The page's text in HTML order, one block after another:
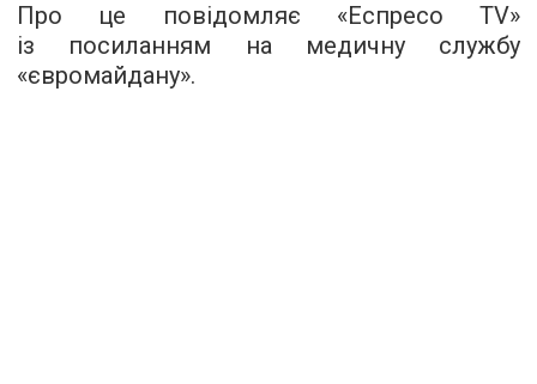
Про це повідомляє «Еспресо TV»
із посиланням на медичну службу
«євромайдану».